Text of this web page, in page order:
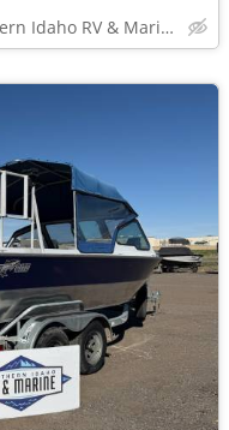
Wholesale Prices @ Southern Idaho RV & Marine